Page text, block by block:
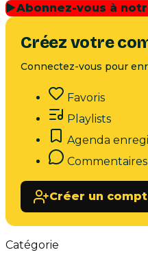
▶Abonnez-vous à
Créez votre
Connectez-vous pour
Favoris
Playlists
Agenda
Commentaires
Créer un
Catégorie